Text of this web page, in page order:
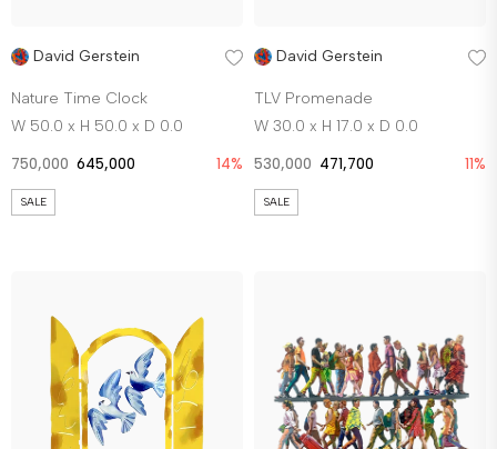
David Gerstein
Nature Time Clock
W 50.0 x H 50.0 x D 0.0
750,000 645,000 14%
SALE
David Gerstein
TLV Promenade
W 30.0 x H 17.0 x D 0.0
530,000 471,700 11%
SALE